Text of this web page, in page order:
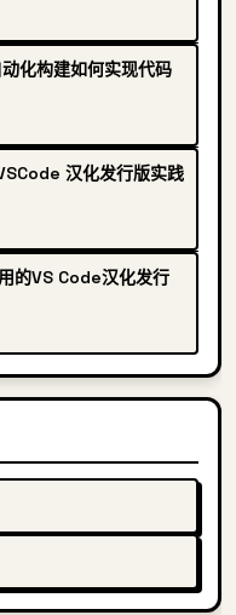
化构建如何实现代码
汉化发行版实践
的VS Code汉化发行